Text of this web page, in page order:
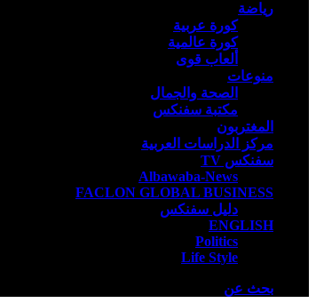
رياضة
كورة عربية
كورة عالمية
ألعاب قوى
منوعات
الصحة والجمال
مكتبة سفنكس
المغتربون
مركز الدراسات العربية
سفنكس TV
Albawaba-News
FACLON GLOBAL BUSINESS
دليل سفنكس
ENGLISH
Politics
Life Style
بحث عن